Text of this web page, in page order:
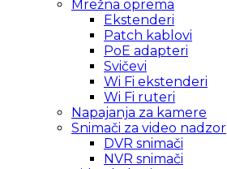
Mrežna oprema
Ekstenderi
Patch kablovi
PoE adapteri
Svičevi
Wi Fi ekstenderi
Wi Fi ruteri
Napajanja za kamere
Snimači za video nadzor
DVR snimači
NVR snimači